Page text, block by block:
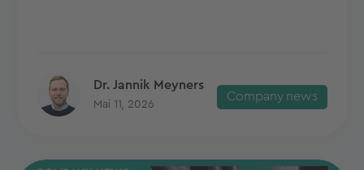
Dr. Jannik Meyners
Mai 11, 2026
Company news